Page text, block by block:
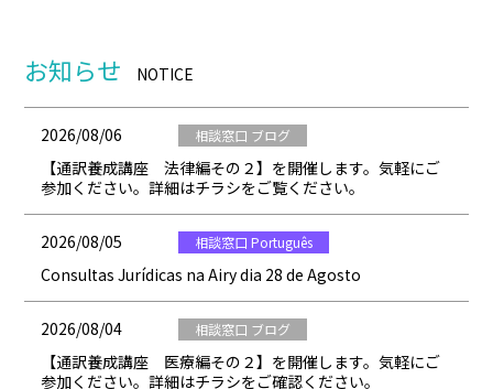
お知らせ NOTICE
2026/08/06 相談窓口 ブログ
【通訳養成講座 法律編その２】を開催します。気軽にご
参加ください。詳細はチラシをご覧ください。
2026/08/05 相談窓口 Português
Consultas Jurídicas na Airy dia 28 de Agosto
2026/08/04 相談窓口 ブログ
【通訳養成講座 医療編その２】を開催します。気軽にご
参加ください。詳細はチラシをご確認ください。